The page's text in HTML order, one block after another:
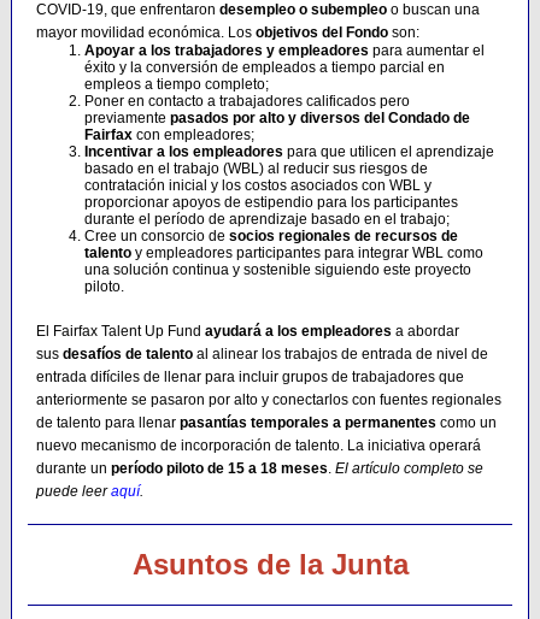
COVID-19, que enfrentaron desempleo o subempleo o buscan una
mayor movilidad económica. Los objetivos del Fondo son:
Apoyar a los trabajadores y empleadores para aumentar el
éxito y la conversión de empleados a tiempo parcial en
empleos a tiempo completo;
Poner en contacto a trabajadores calificados pero
previamente pasados ​​por alto y diversos del Condado de
Fairfax con empleadores;
Incentivar a los empleadores para que utilicen el aprendizaje
basado en el trabajo (WBL) al reducir sus riesgos de
contratación inicial y los costos asociados con WBL y
proporcionar apoyos de estipendio para los participantes
durante el período de aprendizaje basado en el trabajo;
Cree un consorcio de socios regionales de recursos de
talento y empleadores participantes para integrar WBL como
una solución continua y sostenible siguiendo este proyecto
piloto.
El Fairfax Talent Up Fund ayudará a los empleadores a abordar
sus desafíos de talento al alinear los trabajos de entrada de nivel de
entrada difíciles de llenar para incluir grupos de trabajadores que
anteriormente se pasaron por alto y conectarlos con fuentes regionales
de talento para llenar pasantías temporales a permanentes como un
nuevo mecanismo de incorporación de talento. La iniciativa operará
durante un período piloto de 15 a 18 meses. El artículo completo se
puede leeraquí.
Asuntos de la Junta